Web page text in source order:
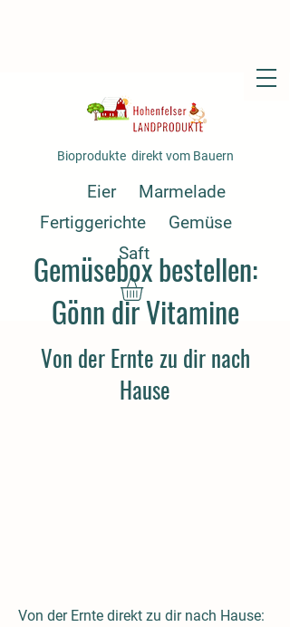
Bioprodukte direkt vom Bauern
Eier
Marmelade
Fertiggerichte
Gemüse
Saft
Gemüsebox bestellen:
Gönn dir Vitamine
Von der Ernte zu dir nach
Hause
Von der Ernte direkt zu dir nach Hause: